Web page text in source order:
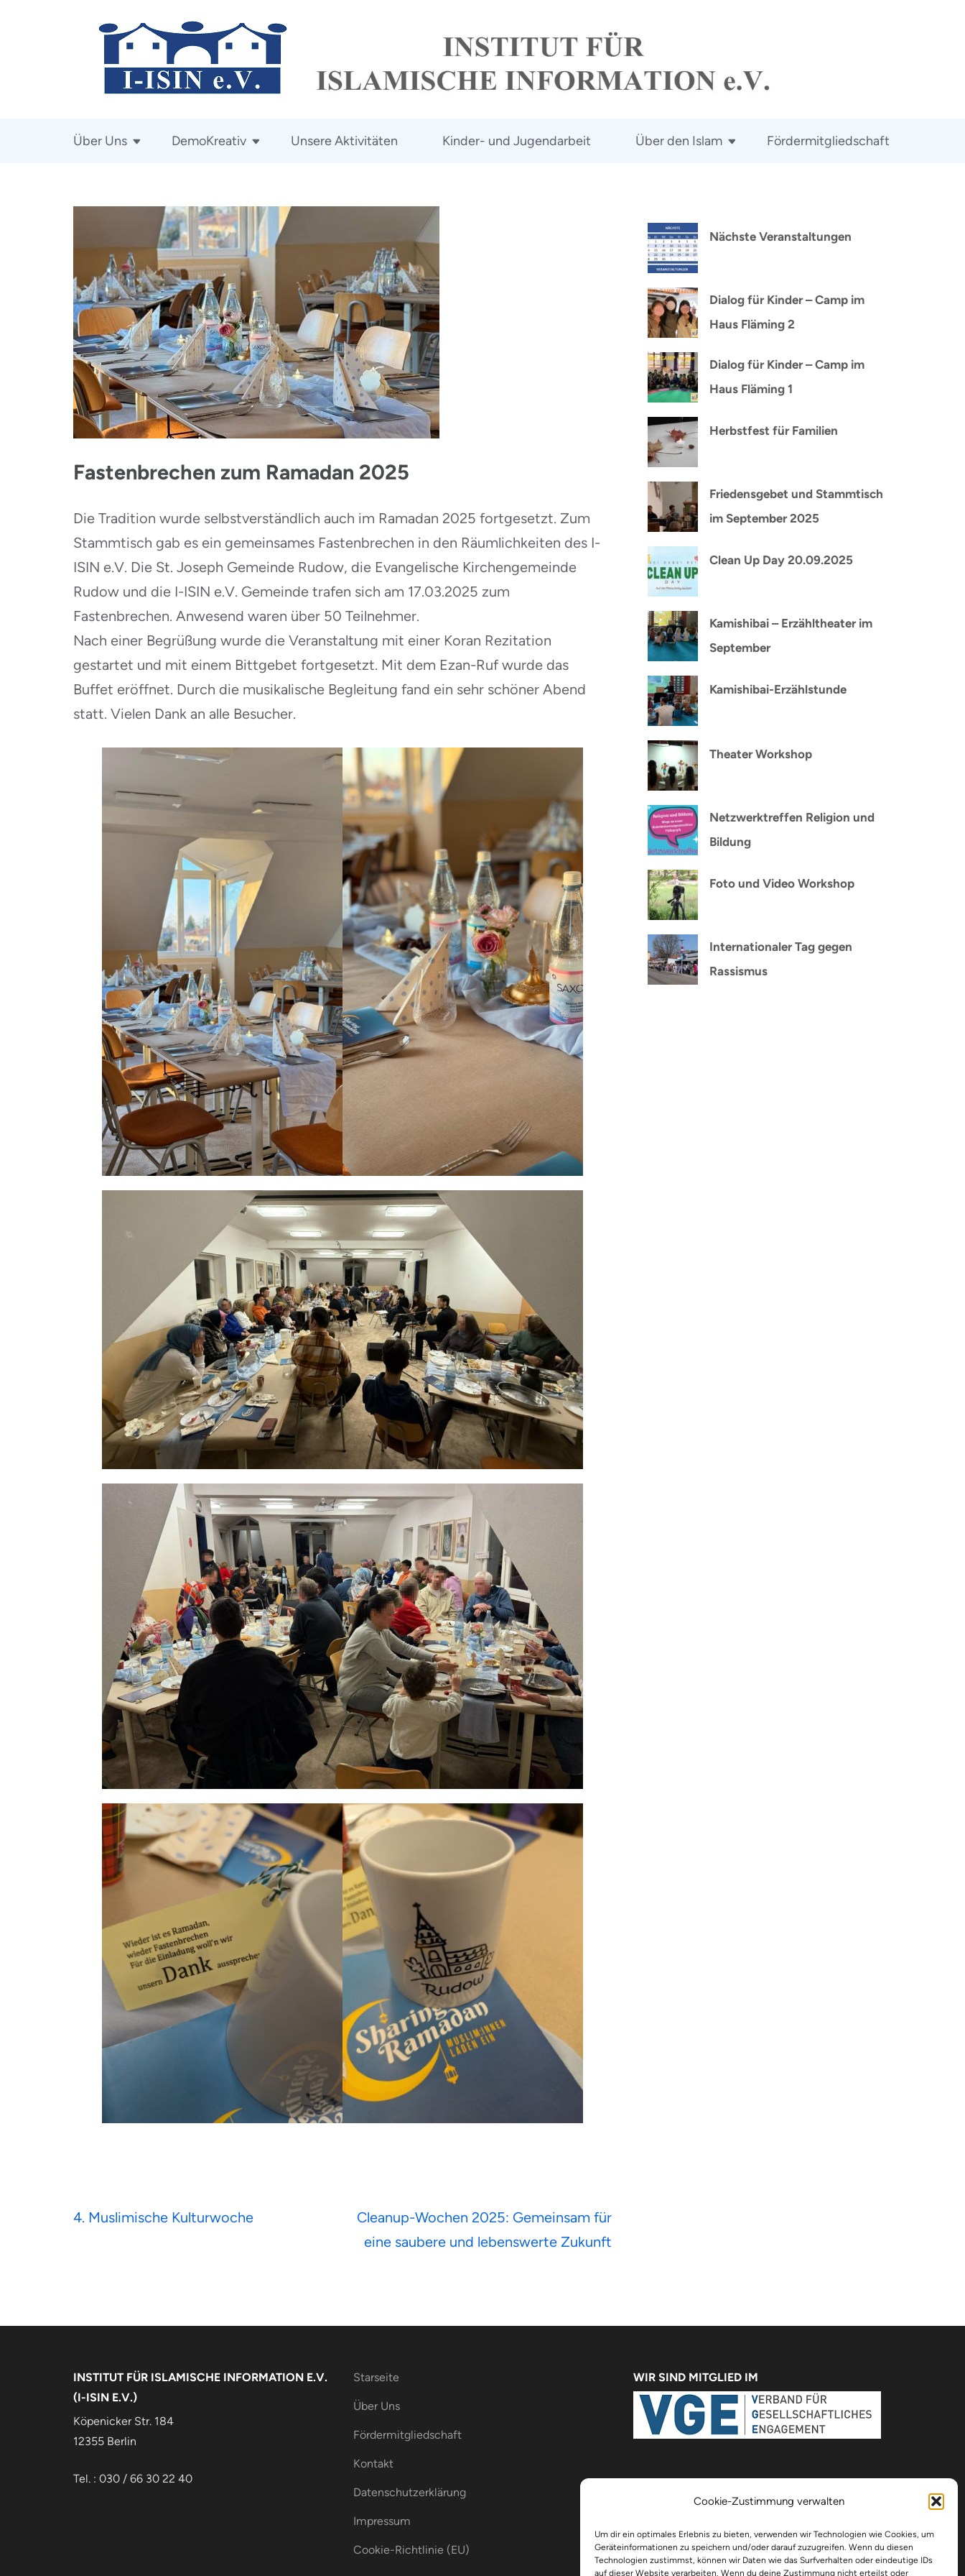
Cookie-Zustimmung verwalten
Um dir ein optimales Erlebnis zu bieten, verwenden wir Technologien wie Cookies, um
Geräteinformationen zu speichern und/oder darauf zuzugreifen. Wenn du diesen
Technologien zustimmst, können wir Daten wie das Surfverhalten oder eindeutige IDs
auf dieser Website verarbeiten. Wenn du deine Zustimmung nicht erteilst oder
Über Uns DemoKreativ Unsere Aktivitäten Kinder- und Jugendarbeit Über den Islam Fördermitgliedschaft
Fastenbrechen zum Ramadan 2025
Die Tradition wurde selbstverständlich auch im Ramadan 2025 fortgesetzt. Zum
Stammtisch gab es ein gemeinsames Fastenbrechen in den Räumlichkeiten des I-
ISIN e.V. Die St. Joseph Gemeinde Rudow, die Evangelische Kirchengemeinde
Rudow und die I-ISIN e.V. Gemeinde trafen sich am 17.03.2025 zum
Fastenbrechen. Anwesend waren über 50 Teilnehmer.
Nach einer Begrüßung wurde die Veranstaltung mit einer Koran Rezitation
gestartet und mit einem Bittgebet fortgesetzt. Mit dem Ezan-Ruf wurde das
Buffet eröffnet. Durch die musikalische Begleitung fand ein sehr schöner Abend
statt. Vielen Dank an alle Besucher.
Beitragsnavigation
4. Muslimische Kulturwoche
Cleanup-Wochen 2025: Gemeinsam für
eine saubere und lebenswerte Zukunft
Nächste Veranstaltungen
Dialog für Kinder – Camp im
Haus Fläming 2
Dialog für Kinder – Camp im
Haus Fläming 1
Herbstfest für Familien
Friedensgebet und Stammtisch
im September 2025
Clean Up Day 20.09.2025
Kamishibai – Erzähltheater im
September
Kamishibai-Erzählstunde
Theater Workshop
Netzwerktreffen Religion und
Bildung
Foto und Video Workshop
Internationaler Tag gegen
Rassismus
INSTITUT FÜR ISLAMISCHE INFORMATION E.V.
(I-ISIN E.V.)
Köpenicker Str. 184
12355 Berlin
Tel. : 030 / 66 30 22 40
Starseite
Über Uns
Fördermitgliedschaft
Kontakt
Datenschutzerklärung
Impressum
Cookie-Richtlinie (EU)
WIR SIND MITGLIED IM